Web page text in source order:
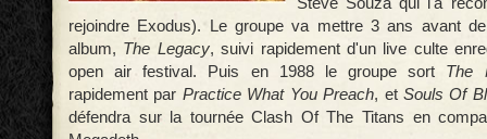
rejoindre Exodus). Le groupe va mettre 3 ans avant
album, The Legacy, suivi rapidement d'un live culte
open air festival. Puis en 1988 le groupe sort The
rapidement par Practice What You Preach, etSouls Of
défendra sur la tournée Clash Of The Titans en